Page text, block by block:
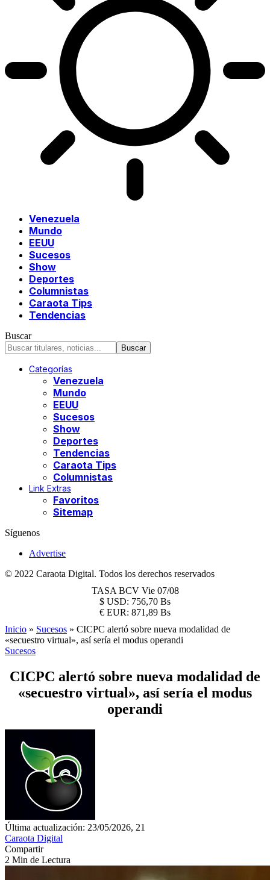
Venezuela
Mundo
EEUU
Sucesos
Show
Deportes
Columnistas
Caraota Tips
Tendencias
Buscar
Categorías
Venezuela
Mundo
EEUU
Sucesos
Show
Deportes
Tendencias
Caraota Tips
Columnistas
Link Extras
Favoritos
Sitemap
Síguenos
Advertise
© 2022 Caraota Digital. Todos los derechos reservados
TASA BCV Vie 07/08
$ USD: 756,70 Bs
€ EUR: 871,89 Bs
Inicio » Sucesos » CICPC alertó sobre nueva modalidad de
«secuestro virtual», así sería el modus operandi
Sucesos
CICPC alertó sobre nueva modalidad de
«secuestro virtual», así sería el modus
operandi
Última actualización: 23/05/2026, 21
Caraota Digital
Compartir
2 Min de Lectura